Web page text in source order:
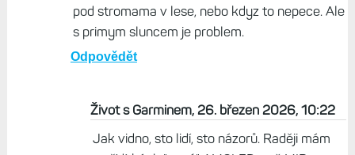
pod stromama v lese, nebo kdyz to nepece. Ale
s primym sluncem je problem.
Odpovědět
Život s Garminem, 26. březen 2026, 10:22
Jak vidno, sto lidí, sto názorů. Raději mám